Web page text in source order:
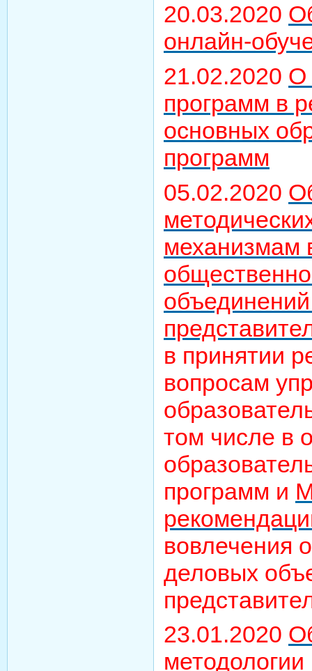
20.03.2020
онлайн-
21.02.2020 О
программ в
основных
программ
05.02.2020
механизмам
в принятии
вопросам
том числе в
программ и
вовлечения
деловых
23.01.2020
методологии